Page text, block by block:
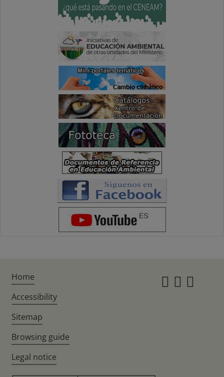
Home
Accessibility
Sitemap
Browsing guide
Legal notice